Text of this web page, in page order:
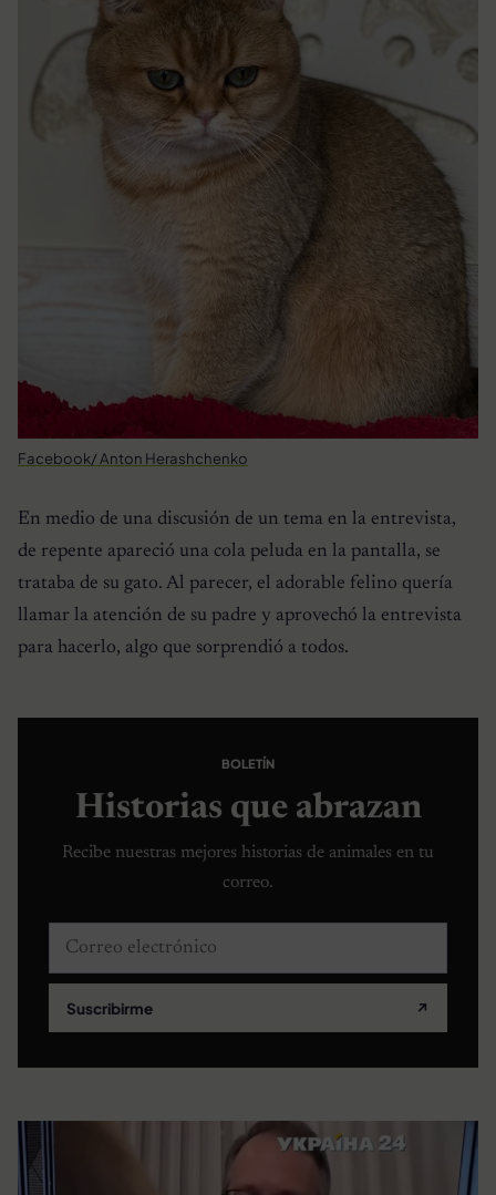
Facebook/ Anton Herashchenko
En medio de una discusión de un tema en la entrevista,
de repente apareció una cola peluda en la pantalla, se
trataba de su gato. Al parecer, el adorable felino quería
llamar la atención de su padre y aprovechó la entrevista
para hacerlo, algo que sorprendió a todos.
BOLETÍN
Historias que abrazan
Recibe nuestras mejores historias de animales en tu
correo.
Correo electrónico
Suscribirme ↗